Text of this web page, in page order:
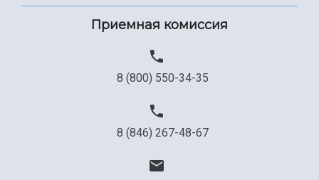
Приемная комиссия
8 (800) 550-34-35
8 (846) 267-48-67